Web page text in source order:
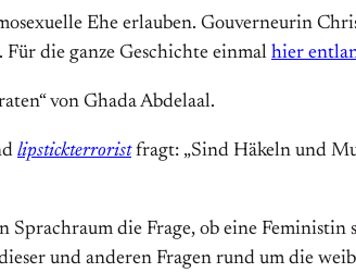
Ehe erlauben. Gouverneurin
die ganze Geschichte einmal hier
von Ghada Abdelaal.
lipstickterroristfragt: „Sind Häkeln und
die Frage, ob eine
und anderen Fragen rund um die